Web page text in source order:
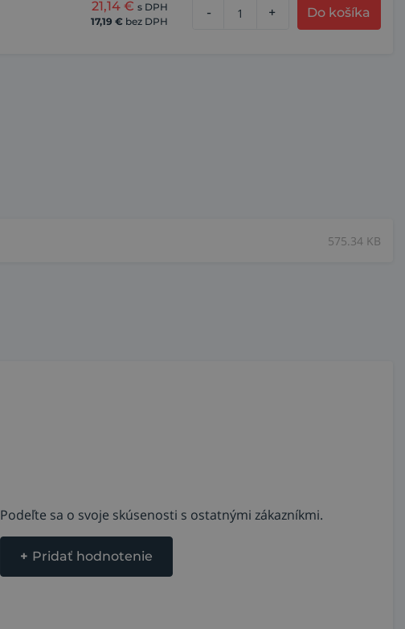
21,14 € s DPH
17,19 € bez DPH
- + Do košíka
575.34 KB
Podeľte sa o svoje skúsenosti s ostatnými zákazníkmi.
+ Pridať hodnotenie